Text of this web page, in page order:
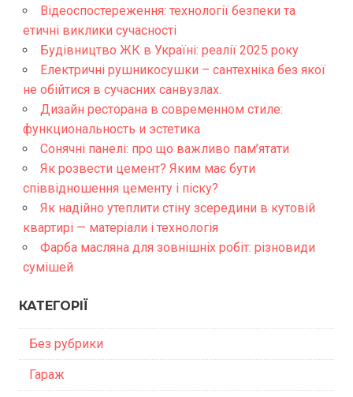
Відеоспостереження: технології безпеки та
етичні виклики сучасності
Будівництво ЖК в Україні: реалії 2025 року
Електричні рушникосушки – сантехніка без якої
не обійтися в сучасних санвузлах.
Дизайн ресторана в современном стиле:
функциональность и эстетика
Сонячні панелі: про що важливо пам’ятати
Як розвести цемент? Яким має бути
співвідношення цементу і піску?
Як надійно утеплити стіну зсередини в кутовій
квартирі — матеріали і технологія
Фарба масляна для зовнішніх робіт: різновиди
сумішей
КАТЕГОРІЇ
Без рубрики
Гараж